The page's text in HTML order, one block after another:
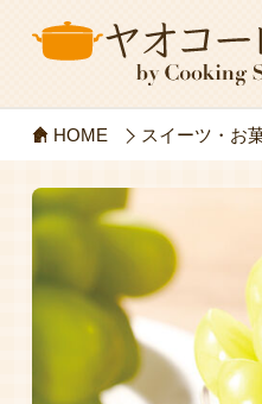
HOME スイーツ・お